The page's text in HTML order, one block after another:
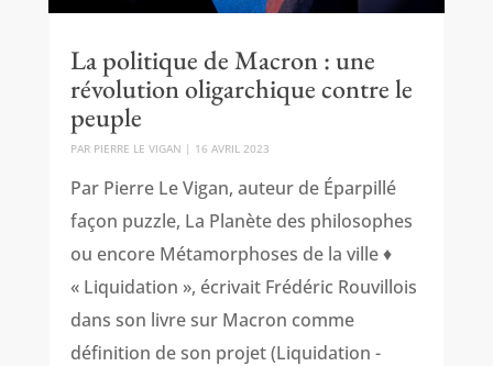
La politique de Macron : une
révolution oligarchique contre le
peuple
PAR PIERRE LE VIGAN | 16 AVRIL 2023
Par Pierre Le Vigan, auteur de Éparpillé
façon puzzle, La Planète des philosophes
ou encore Métamorphoses de la ville ♦
« Liquidation », écrivait Frédéric Rouvillois
dans son livre sur Macron comme
définition de son projet (Liquidation -